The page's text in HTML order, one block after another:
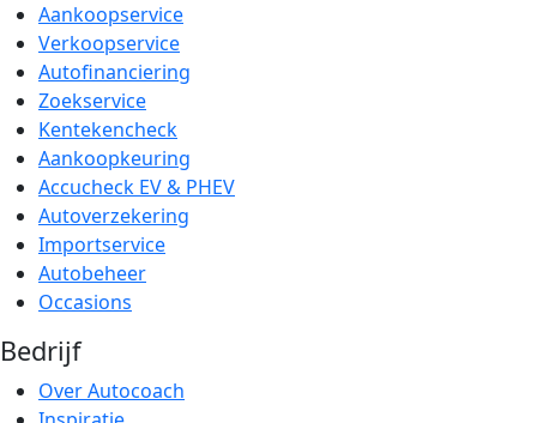
Aankoopservice
Verkoopservice
Autofinanciering
Zoekservice
Kentekencheck
Aankoopkeuring
Accucheck EV & PHEV
Autoverzekering
Importservice
Autobeheer
Occasions
Bedrijf
Over Autocoach